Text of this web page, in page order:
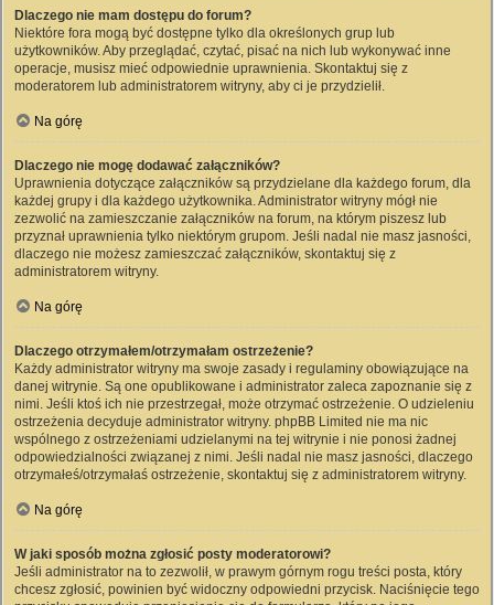
Dlaczego nie mam dostępu do forum?
Niektóre fora mogą być dostępne tylko dla określonych grup lub
użytkowników. Aby przeglądać, czytać, pisać na nich lub wykonywać inne
operacje, musisz mieć odpowiednie uprawnienia. Skontaktuj się z
moderatorem lub administratorem witryny, aby ci je przydzielił.
Na górę
Dlaczego nie mogę dodawać załączników?
Uprawnienia dotyczące załączników są przydzielane dla każdego forum, dla
każdej grupy i dla każdego użytkownika. Administrator witryny mógł nie
zezwolić na zamieszczanie załączników na forum, na którym piszesz lub
przyznał uprawnienia tylko niektórym grupom. Jeśli nadal nie masz jasności,
dlaczego nie możesz zamieszczać załączników, skontaktuj się z
administratorem witryny.
Na górę
Dlaczego otrzymałem/otrzymałam ostrzeżenie?
Każdy administrator witryny ma swoje zasady i regulaminy obowiązujące na
danej witrynie. Są one opublikowane i administrator zaleca zapoznanie się z
nimi. Jeśli ktoś ich nie przestrzegał, może otrzymać ostrzeżenie. O udzieleniu
ostrzeżenia decyduje administrator witryny. phpBB Limited nie ma nic
wspólnego z ostrzeżeniami udzielanymi na tej witrynie i nie ponosi żadnej
odpowiedzialności związanej z nimi. Jeśli nadal nie masz jasności, dlaczego
otrzymałeś/otrzymałaś ostrzeżenie, skontaktuj się z administratorem witryny.
Na górę
W jaki sposób można zgłosić posty moderatorowi?
Jeśli administrator na to zezwolił, w prawym górnym rogu treści posta, który
chcesz zgłosić, powinien być widoczny odpowiedni przycisk. Naciśnięcie tego